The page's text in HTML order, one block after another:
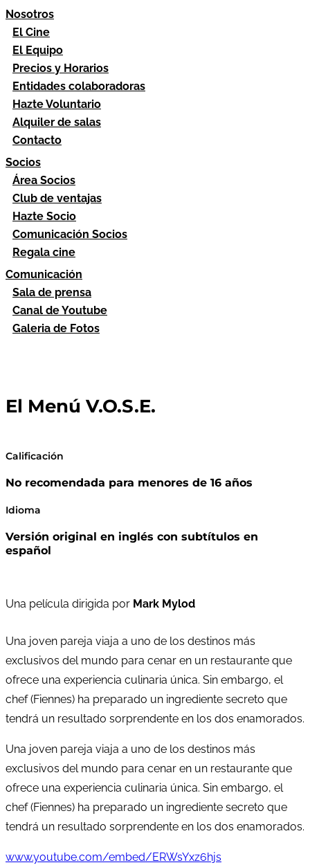
Nosotros
El Cine
El Equipo
Precios y Horarios
Entidades colaboradoras
Hazte Voluntario
Alquiler de salas
Contacto
Socios
Área Socios
Club de ventajas
Hazte Socio
Comunicación Socios
Regala cine
Comunicación
Sala de prensa
Canal de Youtube
Galeria de Fotos
El Menú V.O.S.E.
Calificación
No recomendada para menores de 16 años
Idioma
Versión original en inglés con subtítulos en
español
Una película dirigida por Mark Mylod
Una joven pareja viaja a uno de los destinos más
exclusivos del mundo para cenar en un restaurante que
ofrece una experiencia culinaria única. Sin embargo, el
chef (Fiennes) ha preparado un ingrediente secreto que
tendrá un resultado sorprendente en los dos enamorados.
Una joven pareja viaja a uno de los destinos más
exclusivos del mundo para cenar en un restaurante que
ofrece una experiencia culinaria única. Sin embargo, el
chef (Fiennes) ha preparado un ingrediente secreto que
tendrá un resultado sorprendente en los dos enamorados.
www.youtube.com/embed/ERWsYxz6hjs